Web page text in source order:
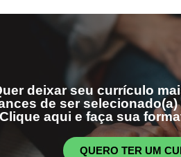
deixar seu currículo
de ser
aqui e faça sua
QUERO TER UM